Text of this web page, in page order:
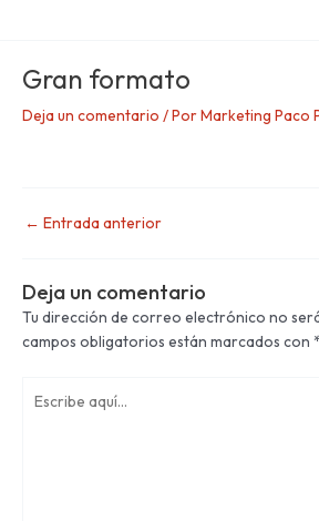
Gran formato
Deja un comentario / PorMarketing Paco
← Entrada anterior
Deja un comentario
Tu dirección de correo electrónico no
campos obligatorios están marcados con *
aquí...